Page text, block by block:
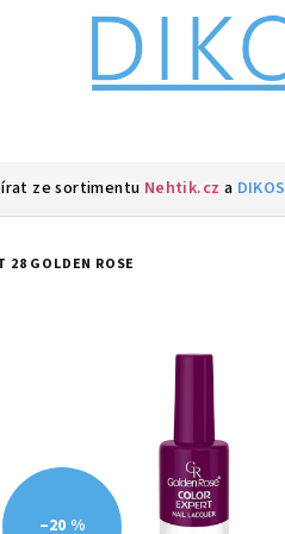
ze sortimentu Nehtik.cz a DIKOS
28 GOLDEN ROSE
–20 %